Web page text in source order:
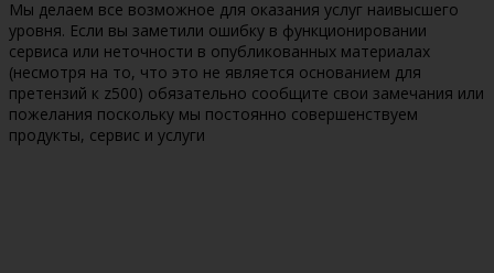
Мы делаем все возможное для оказания услуг наивысшего
уровня. Если вы заметили ошибку в функционировании
сервиса или неточности в опубликованных материалах
(несмотря на то, что это не является основанием для
претензий к z500) обязательно сообщите свои замечания или
пожелания поскольку мы постоянно совершенствуем
продукты, сервис и услуги